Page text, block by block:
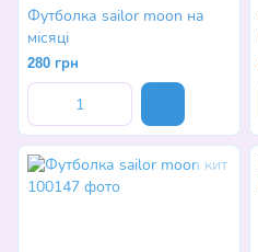
Футболка sailor moon на
місяці
280 грн